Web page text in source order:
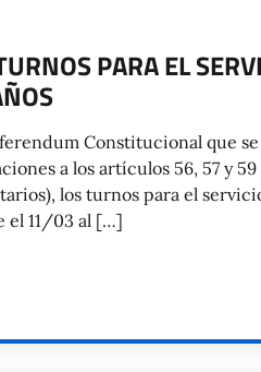
PARA EL
Constitucional que
a los artículos 56, 57 y
los turnos para el
el 11/03 al […]